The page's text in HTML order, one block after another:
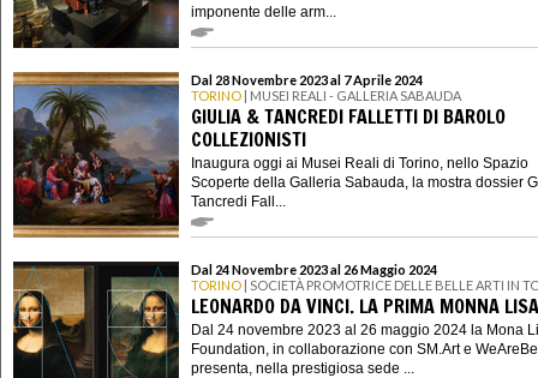
imponente delle arm...
Dal 28 Novembre 2023 al 7 Aprile 2024
TORINO | MUSEI REALI - GALLERIA SABAUDA
GIULIA & TANCREDI FALLETTI DI BAROLO
COLLEZIONISTI
Inaugura oggi ai Musei Reali di Torino, nello Spazio
Scoperte della Galleria Sabauda, la mostra dossier
Tancredi Fall...
Dal 24 Novembre 2023 al 26 Maggio 2024
TORINO | SOCIETÀ PROMOTRICE DELLE BELLE ARTI IN
LEONARDO DA VINCI. LA PRIMA MONNA LISA
Dal 24 novembre 2023 al 26 maggio 2024 la Mona
Foundation, in collaborazione con SM.Art e
presenta, nella prestigiosa sede ...